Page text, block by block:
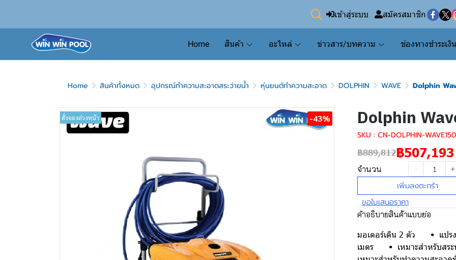
เข้าสู่ระบบ สมัครสมาชิก
Home สินค้า อะไหล่ ข่าวสาร/บทความ ช่องทางชำระเงิน
Home สินค้าทั้งหมด อุปกรณ์ทำความสะอาดสระว่ายน้ำ หุ่นยนต์ทำความสะอาด DOLPHIN WAVE Dolphin
สั่งจองล่วงหน้า -43% Dolphin
SKU : CN-DOLPHIN-WAVE150
฿889,812฿507,193
จำนวน
เพิ่มลงตะกร้า
ขอใบเสนอราคา
คำอธิบายสินค้าแบบย่อ
มอเตอร์เดิน 2 ตัว • แปร
เมตร • เหมาะสำหรับสร